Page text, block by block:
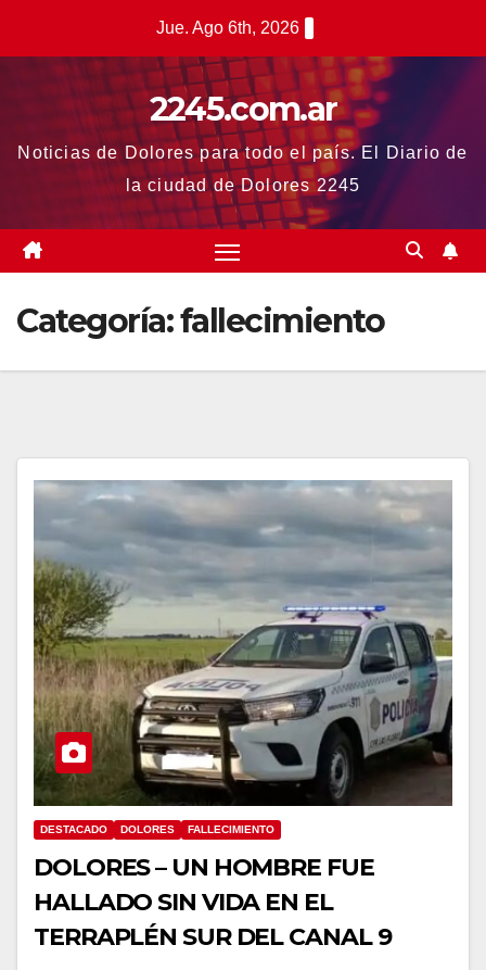
Jue. Ago 6th, 2026
2245.com.ar
Noticias de Dolores para todo el país. El Diario de
la ciudad de Dolores 2245
Categoría:fallecimiento
DESTACADO DOLORES FALLECIMIENTO
DOLORES – UN HOMBRE FUE
HALLADO SIN VIDA EN EL
TERRAPLÉN SUR DEL CANAL 9